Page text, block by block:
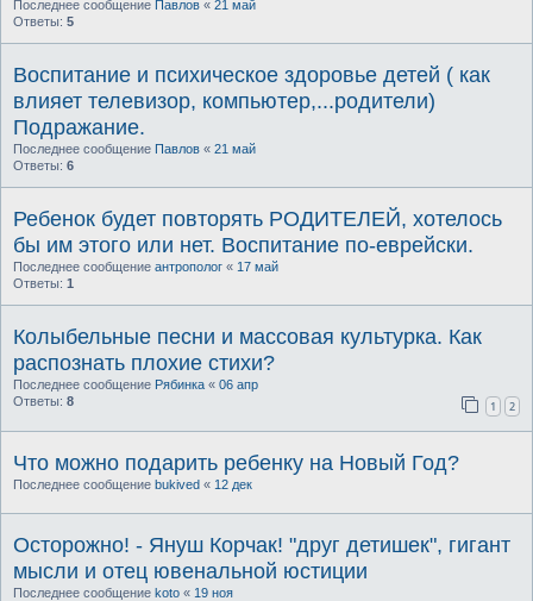
Последнее сообщение Павлов « 21 май
Ответы: 5
Воспитание и психическое здоровье детей ( как
влияет телевизор, компьютер,...родители)
Подражание.
Последнее сообщение Павлов « 21 май
Ответы: 6
Ребенок будет повторять РОДИТЕЛЕЙ, хотелось
бы им этого или нет. Воспитание по-еврейски.
Последнее сообщение антрополог « 17 май
Ответы: 1
Колыбельные песни и массовая культурка. Как
распознать плохие стихи?
Последнее сообщение Рябинка « 06 апр
Ответы: 8 1 2
Что можно подарить ребенку на Новый Год?
Последнее сообщение bukived « 12 дек
Осторожно! - Януш Корчак! "друг детишек", гигант
мысли и отец ювенальной юстиции
Последнее сообщение koto « 19 ноя